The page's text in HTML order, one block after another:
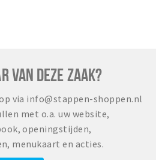
VAN DEZE ZAAK?
via info@stappen-shoppen.nl
met o.a. uw website,
openingstijden,
menukaart en acties.